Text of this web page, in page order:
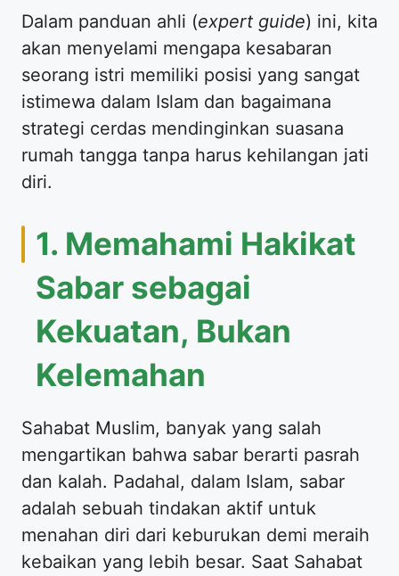
​Dalam panduan ahli (expert guide) ini, kita
akan menyelami mengapa kesabaran
seorang istri memiliki posisi yang sangat
istimewa dalam Islam dan bagaimana
strategi cerdas mendinginkan suasana
rumah tangga tanpa harus kehilangan jati
diri.
​1. Memahami Hakikat
Sabar sebagai
Kekuatan, Bukan
Kelemahan
​Sahabat Muslim, banyak yang salah
mengartikan bahwa sabar berarti pasrah
dan kalah. Padahal, dalam Islam, sabar
adalah sebuah tindakan aktif untuk
menahan diri dari keburukan demi meraih
kebaikan yang lebih besar. Saat Sahabat